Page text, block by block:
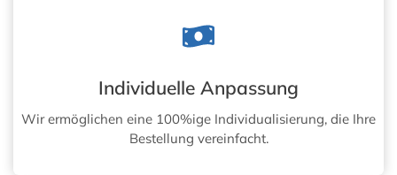
Individuelle Anpassung
Wir ermöglichen eine 100%ige Individualisierung, die Ihre
Bestellung vereinfacht.